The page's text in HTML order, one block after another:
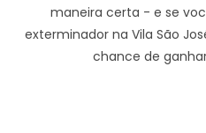
maneira certa - e se
exterminador na Vila São
chance de